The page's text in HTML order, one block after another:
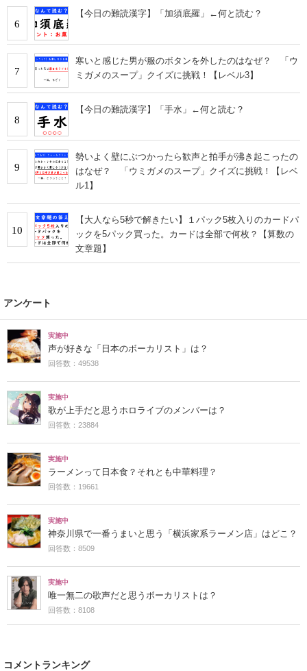
6
【今日の難読漢字】「加須底羅」←何と読む？
7
寒いと感じた男が服のボタンを外したのはなぜ？ 「ウ
ミガメのスープ」クイズに挑戦！【レベル3】
8
【今日の難読漢字】「手水」←何と読む？
9
勢いよく壁にぶつかったら歓声と拍手が沸き起こったの
はなぜ？ 「ウミガメのスープ」クイズに挑戦！【レベ
ル1】
10
【大人なら5秒で解きたい】１パック5枚入りのカードパ
ックを5パック買った。カードは全部で何枚？【算数の
文章題】
アンケート
実施中
声が好きな「日本のボーカリスト」は？
回答数：49538
実施中
歌が上手だと思うホロライブのメンバーは？
回答数：23884
実施中
ラーメンって日本食？それとも中華料理？
回答数：19661
実施中
神奈川県で一番うまいと思う「横浜家系ラーメン店」はどこ？
回答数：8509
実施中
唯一無二の歌声だと思うボーカリストは？
回答数：8108
コメントランキング